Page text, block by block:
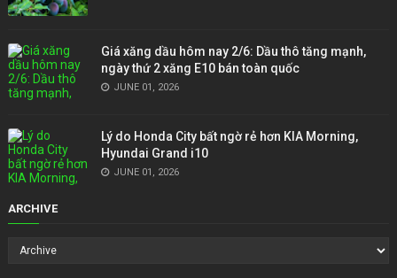
Giá xăng dầu hôm nay 2/6: Dầu thô tăng mạnh,
ngày thứ 2 xăng E10 bán toàn quốc
JUNE 01, 2026
Lý do Honda City bất ngờ rẻ hơn KIA Morning,
Hyundai Grand i10
JUNE 01, 2026
ARCHIVE